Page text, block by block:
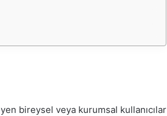
bireysel veya kurumsal kullanıcılar